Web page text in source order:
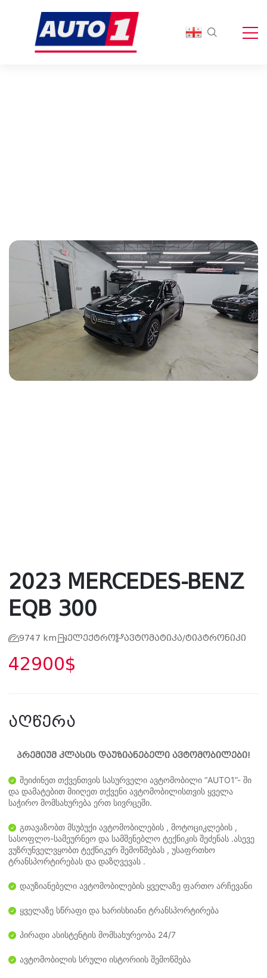
2023 MERCEDES-BENZ
EQB 300
9747 km ელექტრო ავტომატიკა/ტიპტრონიკი
42900$
აღწერა
პრემიუმ კლასის დაუზიანებელი ავტომობილები!
შეიძინეთ თქვენთვის სასურველი ავტომობილი “AUTO1”- ში
და დამატებით მიიღეთ თქვენი ავტომობილისთვის ყველა
საჭირო მომსახურება ერთ სივრცეში.
გთავაზობთ მსუბუქი ავტომობილების , მოტოციკლების ,
სასოფლო-სამეურნეო და სამშენებლო ტექნიკის შეძენას .ასევე
ვუზრუნველვყობთ ტექნიკურ შემოწმებას , უსაფრთხო
ტრანსპორტირებას და დაზღვევას .
დაუზიანებელი ავტომობილების ყველაზე ფართო არჩევანი
ყველაზე სწრაფი და ხარისხიანი ტრანსპორტირება
პირადი ასისტენტის მომსახურეობა 24/7
ავტომობილის სრული ისტორიის შემოწმება